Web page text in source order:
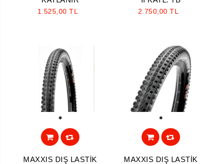
1.525,00 TL 2.750,00 TL
MAXXIS DIŞ LASTİK
MAXXIS DIŞ LASTİK